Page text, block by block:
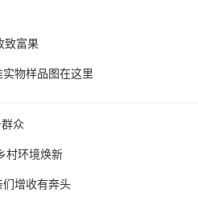
致富果
物样品图在这里
众
村环境焕新
增收有奔头